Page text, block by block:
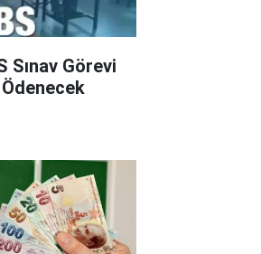
Sınav Görevi